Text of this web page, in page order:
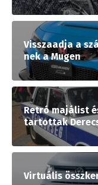
Visszaadja a
nek a Mugen
Retró majálist
tartottak
Virtuális